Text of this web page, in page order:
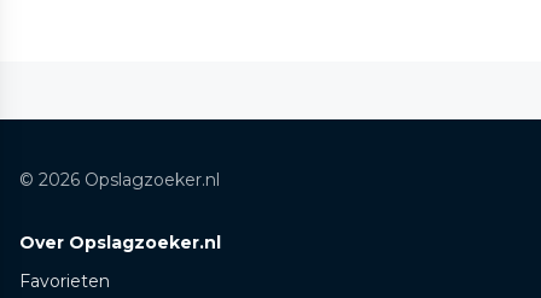
© 2026 Opslagzoeker.nl
Over Opslagzoeker.nl
Favorieten